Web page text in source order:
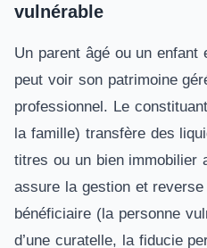
vulnérable
Un parent âgé ou un enfant
peut voir son patrimoine
professionnel. Le
la famille) transfère des
titres ou un bien immobilier
assure la gestion et
bénéficiaire (la personne
d’une curatelle, la fiducie